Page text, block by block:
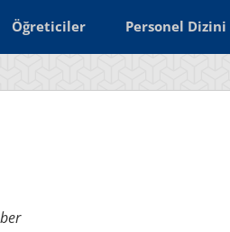
Öğreticiler Personel Dizini